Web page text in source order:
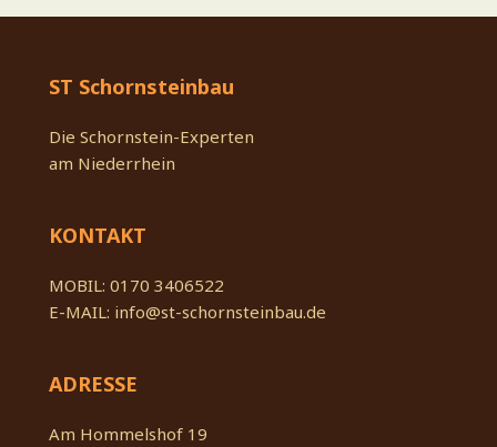
ST Schornsteinbau
Die Schornstein-Experten
am Niederrhein
KONTAKT
MOBIL:‭0170 3406522
E-MAIL: info@st-schornsteinbau.de
ADRESSE
Am Hommelshof 19